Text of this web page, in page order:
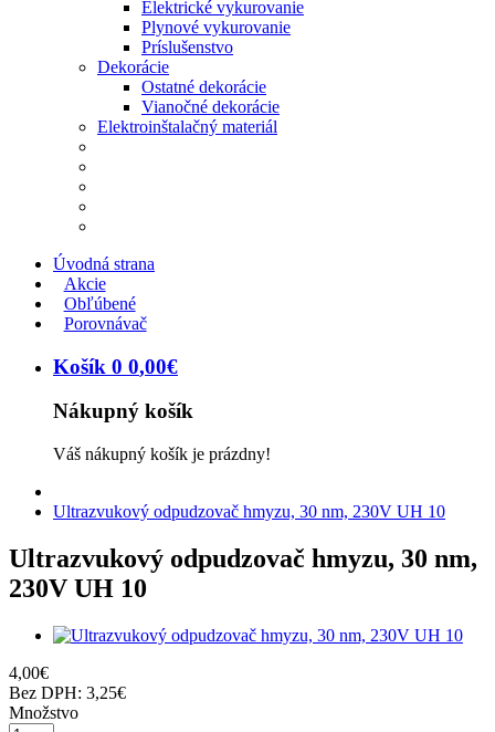
Elektrické vykurovanie
Plynové vykurovanie
Príslušenstvo
Dekorácie
Ostatné dekorácie
Vianočné dekorácie
Elektroinštalačný materiál
Úvodná strana
Akcie
Obľúbené
Porovnávač
Košík 0 0,00€
Nákupný košík
Váš nákupný košík je prázdny!
Ultrazvukový odpudzovač hmyzu, 30 nm, 230V UH 10
Ultrazvukový odpudzovač hmyzu, 30 nm,
230V UH 10
4,00€
Bez DPH: 3,25€
Množstvo